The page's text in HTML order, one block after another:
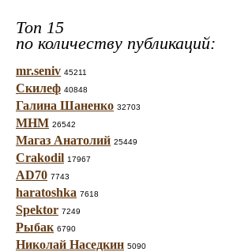
Топ 15
по количеству публикаций:
mr.seniv 45211
Скилеф 40848
Галина Шаненко 32703
МНМ 26542
Магаз Анатолий 25449
Crakodil 17967
AD70 7743
haratoshka 7618
Spektor 7249
Рыбак 6790
Николай Наседкин 5090